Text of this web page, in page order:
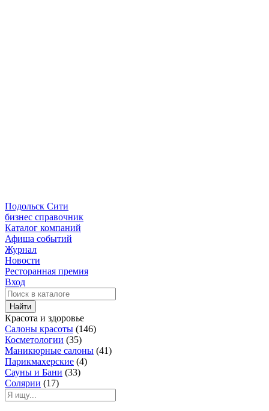
Подольск Сити
бизнес справочник
Каталог компаний
Афиша событий
Журнал
Новости
Ресторанная премия
Вход
Найти
Красота и здоровье
Салоны красоты (146)
Косметологии (35)
Маникюрные салоны (41)
Парикмахерские (4)
Сауны и Бани (33)
Солярии (17)